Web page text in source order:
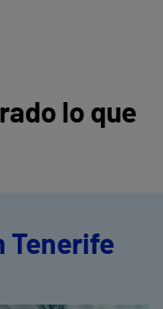
lo que
Tenerife